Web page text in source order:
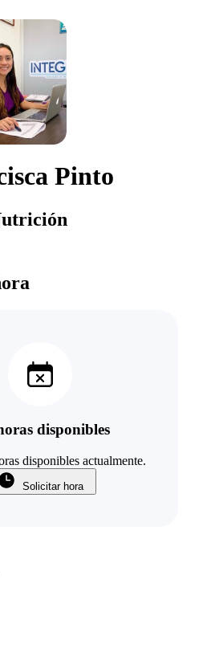
Pinto
disponibles
disponibles actualmente.
Solicitar hora